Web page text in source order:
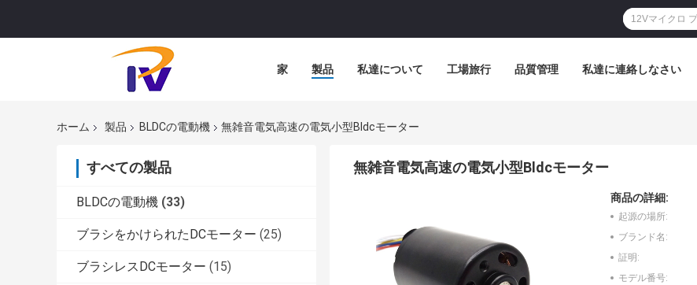
家 製品 私達について 工場旅行 品質管理 私達に連絡しなさい
ホーム 製品 BLDCの電動機 無雑音電気高速の電気小型Bldcモーター
すべての製品
BLDCの電動機 (33)
ブラシをかけられたDCモーター (25)
ブラシレスDCモーター (15)
無雑音電気高速の電気小型Bldcモーター
商品の詳細:
起源の場所:
ブランド名:
証明:
モデル番号: